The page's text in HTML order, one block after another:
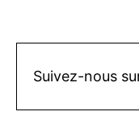
Suivez-nous